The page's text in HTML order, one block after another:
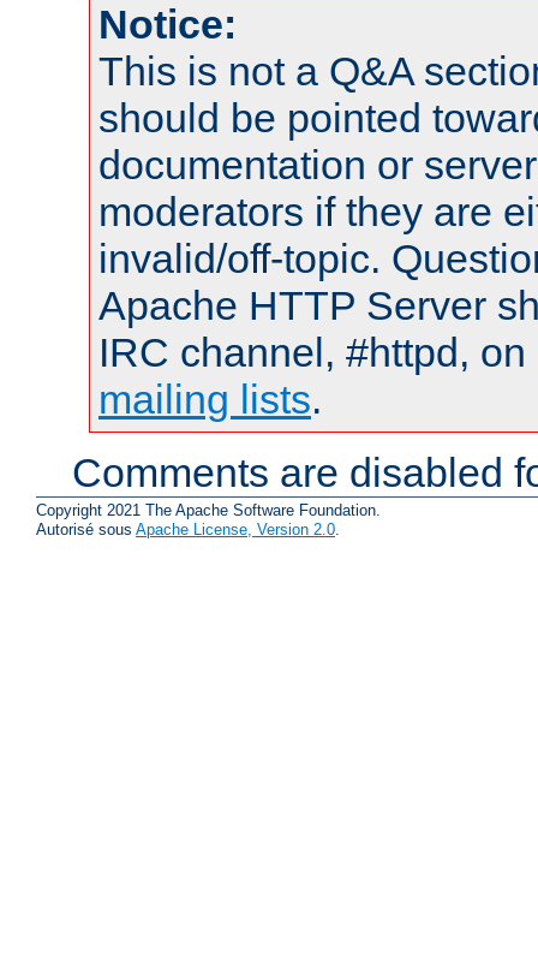
Notice:
This is not a Q&A
should be pointed
documentation or
moderators if they are
invalid/off-topic.
Apache HTTP Server
IRC channel, #httpd,
mailing lists.
Comments are disabled
Copyright 2021 The Apache Software Foundation.
Autorisé sous Apache License, Version 2.0